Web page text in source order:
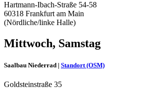
Hartmann-Ibach-Straße 54-58
60318 Frankfurt am Main
(Nördliche/linke Halle)
Mittwoch, Samstag
Saalbau Niederrad | Standort (OSM)
Goldsteinstraße 35